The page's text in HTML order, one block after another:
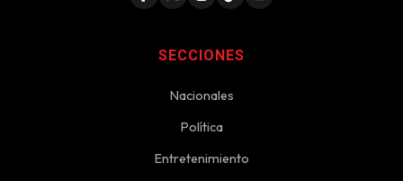
SECCIONES
Nacionales
Política
Entretenimiento